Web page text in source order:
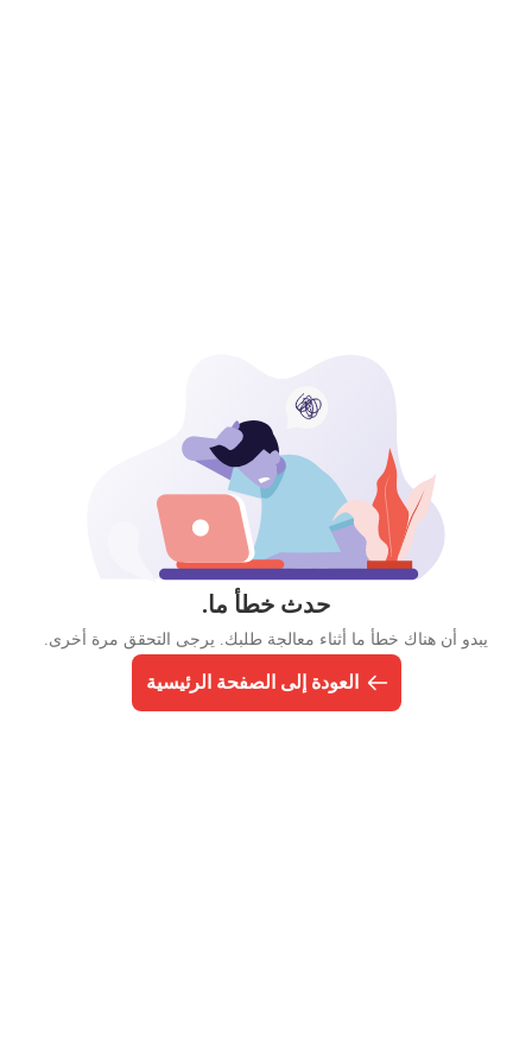
حدث خطأ ما.
يبدو أن هناك خطأ ما أثناء معالجة طلبك. يرجى التحقق مرة أخرى.
العودة إلى الصفحة الرئيسية